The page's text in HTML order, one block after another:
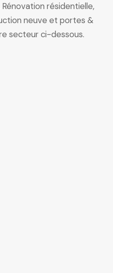
résidentielle,
neuve et portes &
secteur ci-dessous.